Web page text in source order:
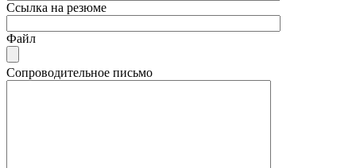
Ссылка на резюме
Файл
Сопроводительное письмо